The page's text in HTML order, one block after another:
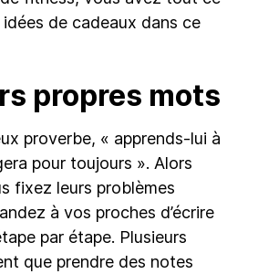
idées de cadeaux dans ce
propres mots
proverbe, « apprends-lui à
pour toujours ». Alors
fixez leurs problèmes
à vos proches d’écrire
par étape. Plusieurs
que prendre des notes